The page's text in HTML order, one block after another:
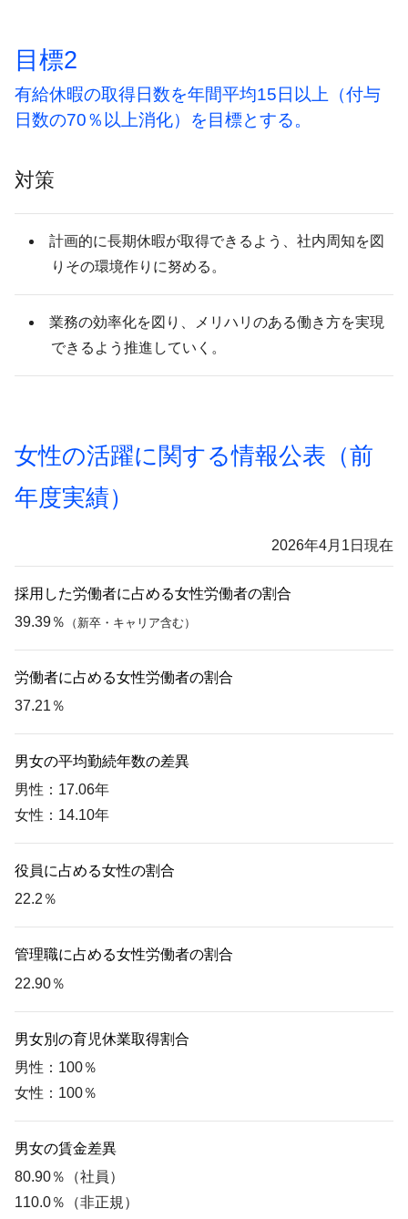
目標2
有給休暇の取得日数を年間平均15日以上（付与
日数の70％以上消化）を目標とする。
対策
計画的に長期休暇が取得できるよう、社内周知を図
りその環境作りに努める。
業務の効率化を図り、メリハリのある働き方を実現
できるよう推進していく。
女性の活躍に関する情報公表（前
年度実績）
2026年4月1日現在
採用した労働者に占める女性労働者の割合
39.39％
（新卒・キャリア含む）
労働者に占める女性労働者の割合
37.21％
男女の平均勤続年数の差異
男性：17.06年
女性：14.10年
役員に占める女性の割合
22.2％
管理職に占める女性労働者の割合
22.90％
男女別の育児休業取得割合
男性：100％
女性：100％
男女の賃金差異
80.90％（社員）
110.0％（非正規）